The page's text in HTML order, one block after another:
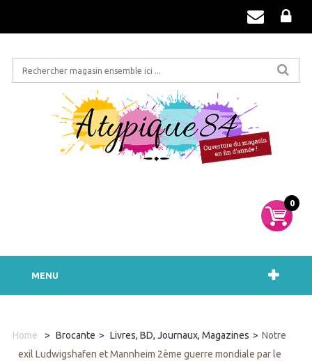
0
MENU
Home > Brocante > Livres, BD, Journaux, Magazines > Notre
exil Ludwigshafen et Mannheim 2ème guerre mondiale par le